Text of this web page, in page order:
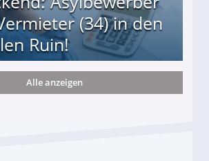
(34) in den
Ruin!
Ruin!
Alle anzeigen